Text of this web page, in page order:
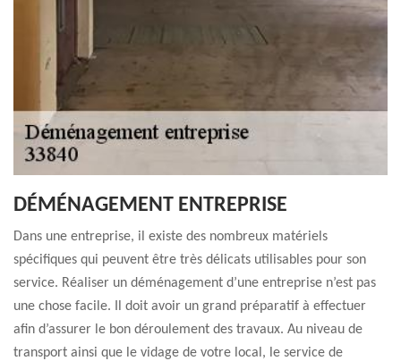
DÉMÉNAGEMENT ENTREPRISE
Dans une entreprise, il existe des nombreux matériels
spécifiques qui peuvent être très délicats utilisables pour son
service. Réaliser un déménagement d’une entreprise n’est pas
une chose facile. Il doit avoir un grand préparatif à effectuer
afin d’assurer le bon déroulement des travaux. Au niveau de
transport ainsi que le vidage de votre local, le service de